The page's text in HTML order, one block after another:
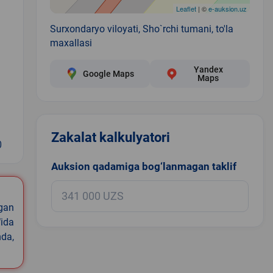
Leaflet| ©e-auksion.uz
Surxondaryo viloyati, Sho`rchi tumani, to'la
maxallasi
Google Maps
Yandex
Maps
Zakalat kalkulyatori
Auksion qadamiga bog‘lanmagan taklif